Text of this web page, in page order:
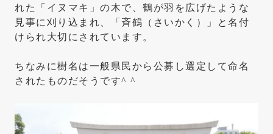
れた「イヌマキ」の木で、鶴が羽を広げたような
見事に刈り込まれ、「斉鶴（さいかく）」と名付
けられ大切にされています。
ちなみに樹名は一般県民から公募し選定して命名
されたものだそうです^ ^